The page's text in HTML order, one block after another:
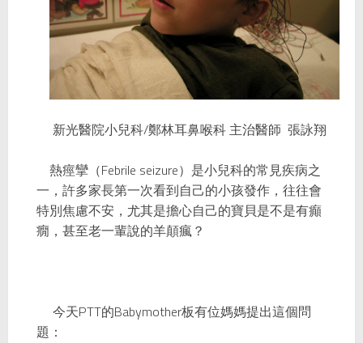
新光醫院小兒科/鄭林耳鼻喉科 主治醫師 張詠翔
熱痙攣（Febrile seizure）是小兒科的常見疾病之
一，許多家長第一次看到自己的小孩發作，往往會
特別焦慮不安，尤其是擔心自己的寶貝是不是有癲
癇，甚至老一輩說的羊顛瘋？
今天PTT的Babymother板有位媽媽提出這個問
題：